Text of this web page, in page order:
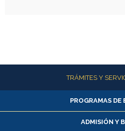
Más informaciónTRÁMITES Y
Alumnas/os y
Matrícula en
PROGRAMAS DE
ADMISIÓN Y